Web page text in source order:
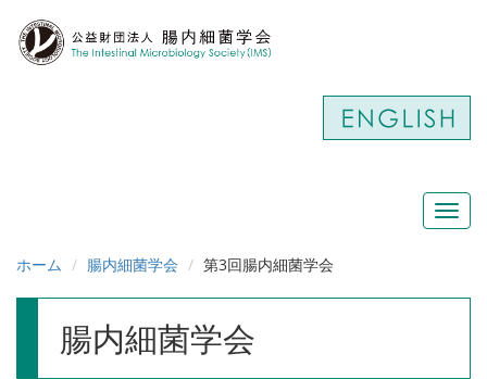
ホーム
腸内細菌学会 第3回腸内細菌学会
腸内細菌学会